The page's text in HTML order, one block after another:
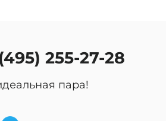
255-27-28
пара!